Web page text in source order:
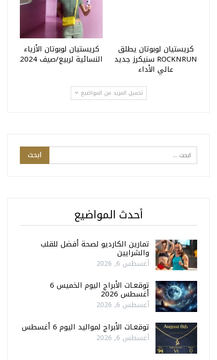
كريستيان لوبوتان يطلق
ROCKNRUN سنيكرز جديد
عالي الأداء
كريستيان لوبوتان الأزياء
النسائية لربيع/صيف 2024
تحميل المزيد من المواضيع
أحدث المواضيع
تمارين الكارديو لصحة أفضل للقلب
والشرايين
أغسطس 6, 2026
توقعـات الأبراج اليوم الخميس 6
أغسطس 2026
أغسطس 6, 2026
توقعـات الأبراج لمواليد اليوم 6 أغسطس
أغسطس 6, 2026